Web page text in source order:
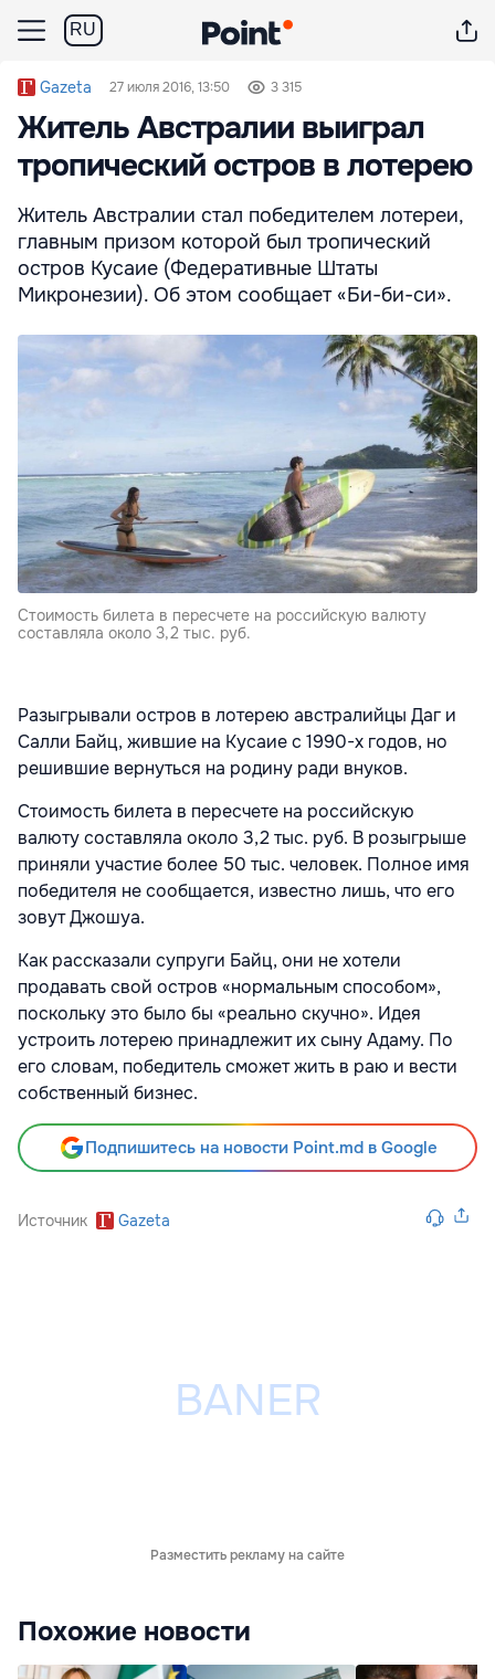
RU
Gazeta 27 июля 2016, 13:50 3 315
Житель Австралии выиграл
тропический остров в лотерею
Житель Австралии стал победителем лотереи,
главным призом которой был тропический
остров Кусаие (Федеративные Штаты
Микронезии). Об этом сообщает «Би-би-си».
Стоимость билета в пересчете на российскую валюту
составляла около 3,2 тыс. руб.
Разыгрывали остров в лотерею австралийцы Даг и
Салли Байц, жившие на Кусаие с 1990-х годов, но
решившие вернуться на родину ради внуков.
Стоимость билета в пересчете на российскую
валюту составляла около 3,2 тыс. руб. В розыгрыше
приняли участие более 50 тыс. человек. Полное имя
победителя не сообщается, известно лишь, что его
зовут Джошуа.
Как рассказали супруги Байц, они не хотели
продавать свой остров «нормальным способом»,
поскольку это было бы «реально скучно». Идея
устроить лотерею принадлежит их сыну Адаму. По
его словам, победитель сможет жить в раю и вести
собственный бизнес.
Подпишитесь на новости Point.md в Google
Источник Gazeta
Разместить рекламу на сайте
Похожие новости